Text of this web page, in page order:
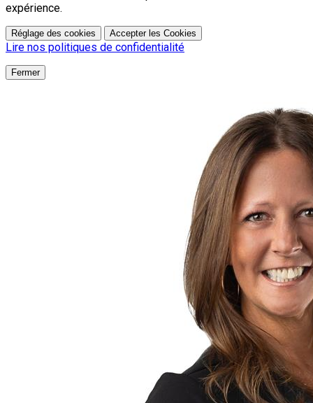
expérience.
Réglage des cookies Accepter les Cookies
Lire nos politiques de confidentialité
Fermer